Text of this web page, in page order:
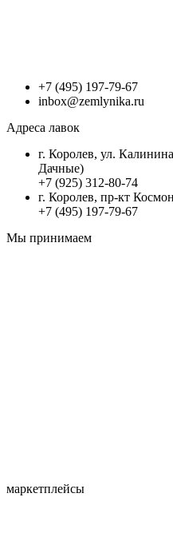
+7 (495) 197-79-67
inbox@zemlynika.ru
Адреса лавок
г. Королев, ул.
Дачные)
+7 (925) 312-80-74
г. Королев, пр-кт
+7 (495) 197-79-67
Мы принимаем
маркетплейсы